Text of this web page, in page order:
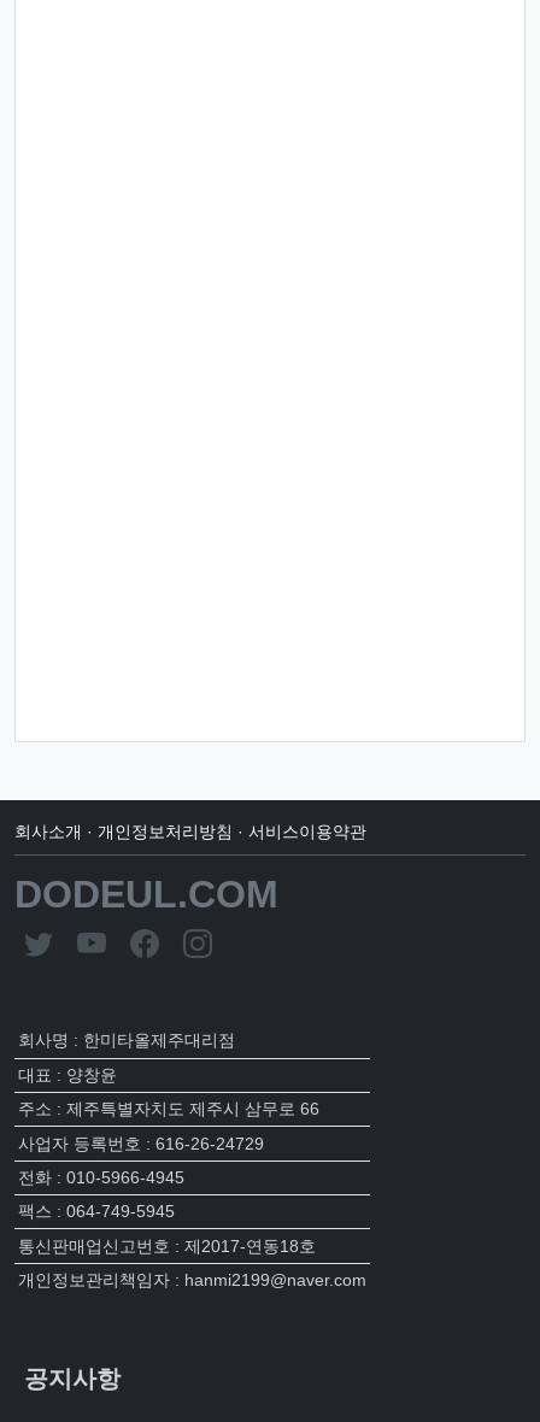
회사소개 · 개인정보처리방침 · 서비스이용약관
DODEUL.COM
회사명 : 한미타올제주대리점
대표 : 양창윤
주소 : 제주특별자치도 제주시 삼무로 66
사업자 등록번호 : 616-26-24729
전화 : 010-5966-4945
팩스 : 064-749-5945
통신판매업신고번호 : 제2017-연동18호
개인정보관리책임자 : hanmi2199@naver.com
공지사항